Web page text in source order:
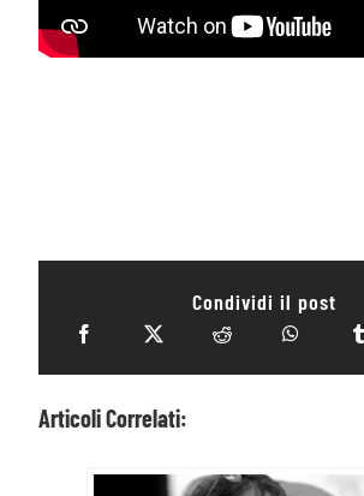
Condividi il post
Articoli Correlati: